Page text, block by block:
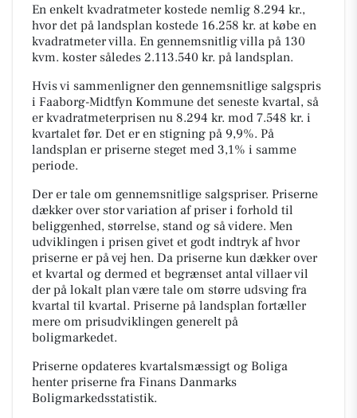
En enkelt kvadratmeter kostede nemlig 8.294 kr.,
hvor det på landsplan kostede 16.258 kr. at købe en
kvadratmeter villa. En gennemsnitlig villa på 130
kvm. koster således 2.113.540 kr. på landsplan.
Hvis vi sammenligner den gennemsnitlige salgspris
i Faaborg-Midtfyn Kommune det seneste kvartal, så
er kvadratmeterprisen nu 8.294 kr. mod 7.548 kr. i
kvartalet før. Det er en stigning på 9,9%. På
landsplan er priserne steget med 3,1% i samme
periode.
Der er tale om gennemsnitlige salgspriser. Priserne
dækker over stor variation af priser i forhold til
beliggenhed, størrelse, stand og så videre. Men
udviklingen i prisen givet et godt indtryk af hvor
priserne er på vej hen. Da priserne kun dækker over
et kvartal og dermed et begrænset antal villaer vil
der på lokalt plan være tale om større udsving fra
kvartal til kvartal. Priserne på landsplan fortæller
mere om prisudviklingen generelt på
boligmarkedet.
Priserne opdateres kvartalsmæssigt og Boliga
henter priserne fra Finans Danmarks
Boligmarkedsstatistik.